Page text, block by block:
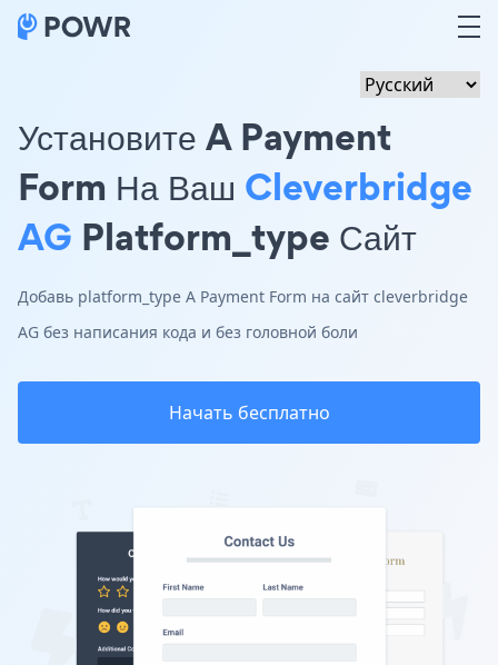
Установите A Payment
Form На Ваш Cleverbridge
AG Platform_type Сайт
Добавь platform_type A Payment Form на сайт cleverbridge
AG без написания кода и без головной боли
Начать бесплатно